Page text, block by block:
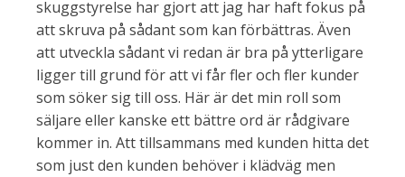
skuggstyrelse har gjort att jag har haft fokus på
att skruva på sådant som kan förbättras. Även
att utveckla sådant vi redan är bra på ytterligare
ligger till grund för att vi får fler och fler kunder
som söker sig till oss. Här är det min roll som
säljare eller kanske ett bättre ord är rådgivare
kommer in. Att tillsammans med kunden hitta det
som just den kunden behöver i klädväg men